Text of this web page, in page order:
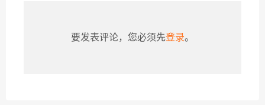
要发表评论，您必须先登录。